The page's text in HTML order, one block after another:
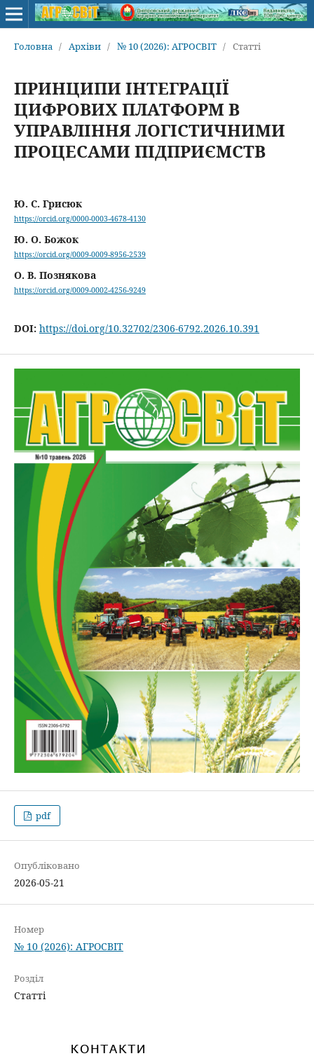
Головна / Архіви / № 10 (2026): АГРОСВІТ / Статті
ПРИНЦИПИ ІНТЕГРАЦІЇ
ЦИФРОВИХ ПЛАТФОРМ В
УПРАВЛІННЯ ЛОГІСТИЧНИМИ
ПРОЦЕСАМИ ПІДПРИЄМСТВ
Ю. С. Грисюк
https://orcid.org/0000-0003-4678-4130
Ю. О. Божок
https://orcid.org/0009-0009-8956-2539
О. В. Познякова
https://orcid.org/0009-0002-4256-9249
DOI: https://doi.org/10.32702/2306-6792.2026.10.391
pdf
Опубліковано
2026-05-21
Номер
№ 10 (2026): АГРОСВІТ
Розділ
Статті